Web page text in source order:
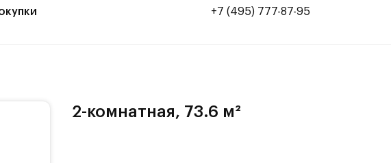
+7 (495) 777-87-95
2-комнатная, 73.6 м²